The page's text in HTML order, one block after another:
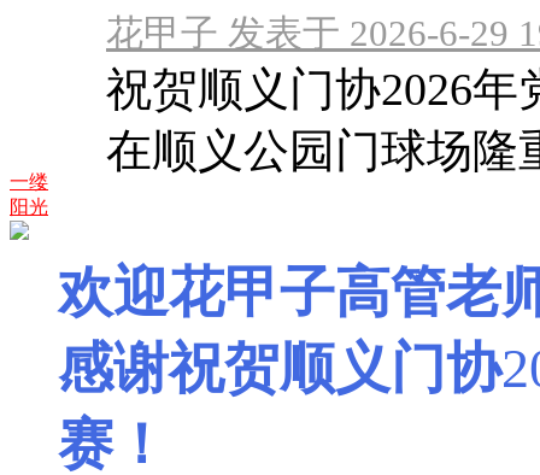
一缕
阳光
花甲子 发表于 2026-6-29
祝贺顺义门协2026
在顺义公园门球场隆
欢迎花甲子高管老
感谢祝贺顺义门协
赛！